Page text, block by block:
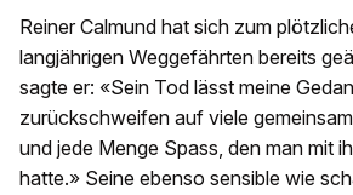
Reiner Calmund hat sich zum
langjährigen Weggefährten bereits
sagte er: «Sein Tod lässt meine
zurückschweifen auf viele
und jede Menge Spass, den man mit
hatte.» Seine ebenso sensible wie